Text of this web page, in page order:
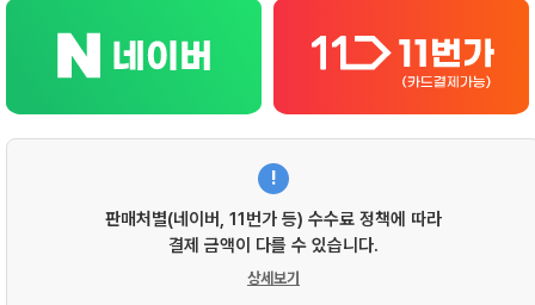
!
판매처별(네이버, 11번가 등) 수수료 정책에 따라
결제 금액이 다를 수 있습니다.
상세보기